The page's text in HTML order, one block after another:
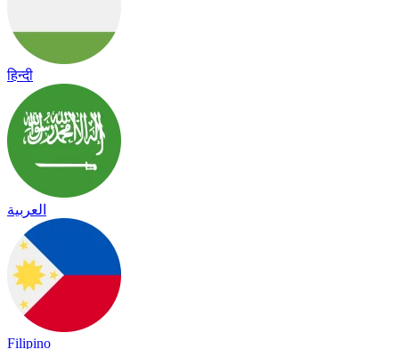
हिन्दी
العربية
Filipino